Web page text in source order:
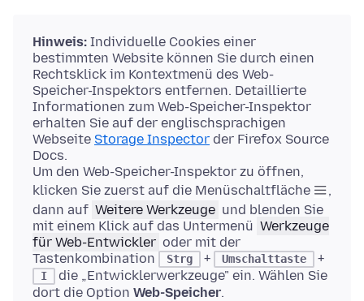
Hinweis: Individuelle Cookies einer
bestimmten Website können Sie durch einen
Rechtsklick im Kontextmenü des Web-
Speicher-Inspektors entfernen. Detaillierte
Informationen zum Web-Speicher-Inspektor
erhalten Sie auf der englischsprachigen
Webseite Storage Inspector der Firefox Source
Docs.
Um den Web-Speicher-Inspektor zu öffnen,
klicken Sie zuerst auf die Menüschaltfläche
,
dann auf Weitere Werkzeuge und blenden Sie
mit einem Klick auf das Untermenü Werkzeuge
für Web-Entwickler oder mit der
Tastenkombination
Strg + Umschalttaste +
I
die „Entwicklerwerkzeuge" ein. Wählen Sie
dort die Option Web-Speicher.